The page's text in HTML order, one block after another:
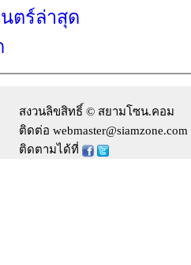
ตร์ล่าสุด
สงวนลิขสิทธิ์ © สยามโซน.คอม
ติดต่อ webmaster@siamzone.com
ติดตามได้ที่